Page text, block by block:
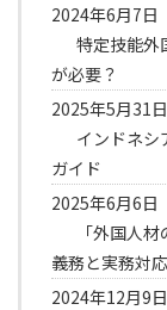
2024年6月7日
特定技能外
が必要？
2025年5月31日
インドネシ
ガイド
2025年6月6日
「外国人
義務と実務対応
2024年12月9日